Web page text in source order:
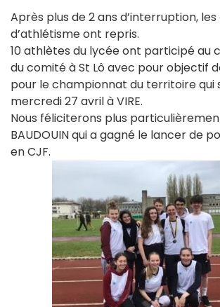
Après plus de 2 ans d’interruption,
d’athlétisme ont repris.
10 athlètes du lycée ont participé au
du comité à St Lô avec pour objectif
pour le championnat du territoire qui
mercredi 27 avril à VIRE.
Nous féliciterons plus
BAUDOUIN qui a gagné le lancer de
en CJF.